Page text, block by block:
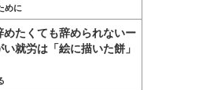
めに
たくても辞められないー
就労は「絵に描いた餅」